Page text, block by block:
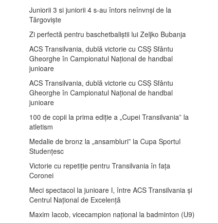
Juniorii 3 si juniorii 4 s-au întors neînvnși de la
Târgoviște
Zi perfectă pentru baschetbaliștii lui Zeljko Bubanja
ACS Transilvania, dublă victorie cu CSȘ Sfântu
Gheorghe în Campionatul Național de handbal
junioare
ACS Transilvania, dublă victorie cu CSȘ Sfântu
Gheorghe în Campionatul Național de handbal
junioare
100 de copii la prima ediție a „Cupei Transilvania” la
atletism
Medalie de bronz la „ansambluri” la Cupa Sportul
Studențesc
Victorie cu repetiție pentru Transilvania în fața
Coronei
Meci spectacol la junioare I, între ACS Transilvania și
Centrul Național de Excelență
Maxim Iacob, vicecampion național la badminton (U9)